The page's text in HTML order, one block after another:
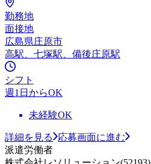
勤務地
面接地
広島県庄原市
高駅、七塚駅、備後庄原駅
シフト
週1日からOK
未経験OK
詳細を見る
応募画面に進む
派遣労働者